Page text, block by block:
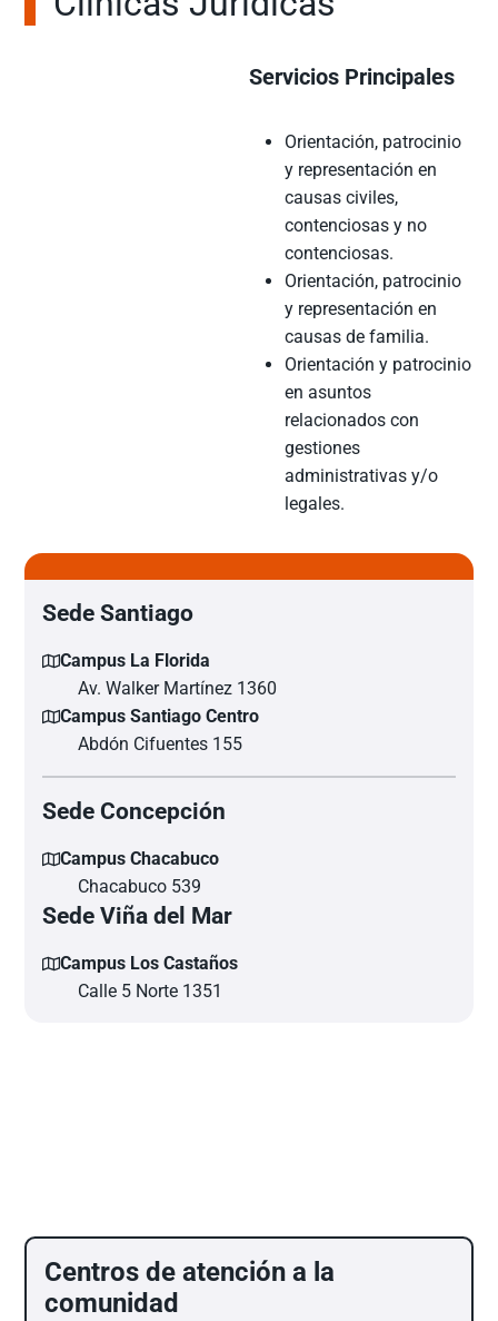
Servicios Principales
Orientación, patrocinio
y representación en
causas civiles,
contenciosas y no
contenciosas.
Orientación, patrocinio
y representación en
causas de familia.
Orientación y patrocinio
en asuntos
relacionados con
gestiones
administrativas y/o
legales.
Sede Santiago
Campus La Florida
Av. Walker Martínez 1360
Campus Santiago Centro
Abdón Cifuentes 155
Sede Concepción
Campus Chacabuco
Chacabuco 539
Sede Viña del Mar
Campus Los Castaños
Calle 5 Norte 1351
Centros de atención a la
comunidad